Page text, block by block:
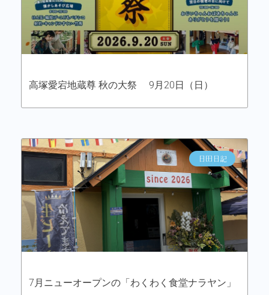
高塚愛宕地蔵尊 秋の大祭 9月20日（日）
日田日記
7月ニューオープンの「わくわく食堂ナラヤン」